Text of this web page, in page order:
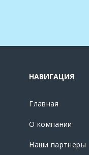
НАВИГАЦИЯ
Главная
О компании
Наши партнеры